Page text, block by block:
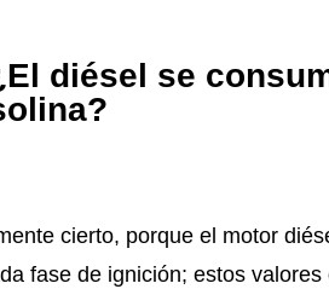
diésel se
cierto, porque el motor
fase de ignición; estos